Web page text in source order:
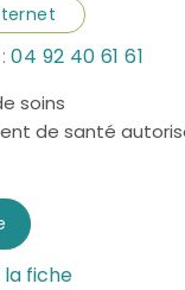
:04 92 40 61 61
soins
de santé
fiche